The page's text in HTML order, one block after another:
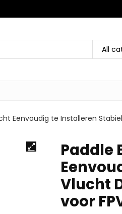
All
Eenvoudig te Installeren
Paddle
Vlucht
voor